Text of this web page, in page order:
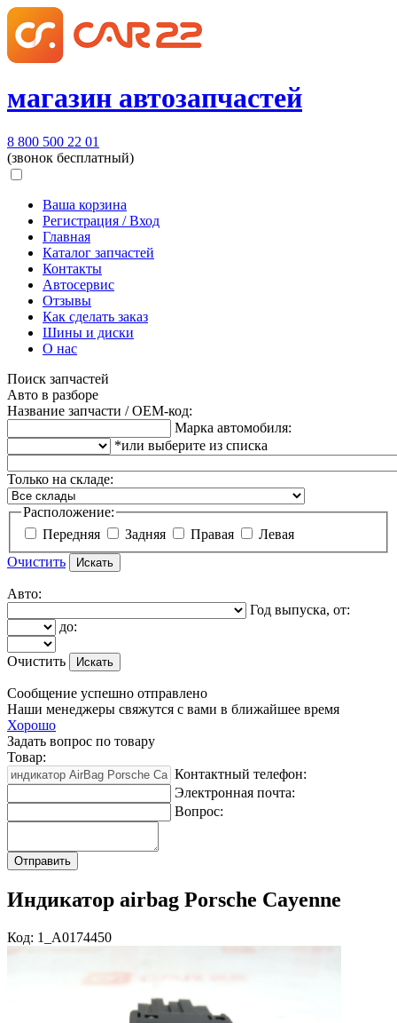
магазин автозапчастей
8 800 500 22 01
(звонок бесплатный)
Ваша корзина
Регистрация / Вход
Главная
Каталог запчастей
Контакты
Автосервис
Отзывы
Как сделать заказ
Шины и диски
О нас
Поиск запчастей
Авто в разборе
Название запчасти / OEM-код:
Марка автомобиля:
*или выберите из списка
Только на складе:
Расположение:
Передняя
Задняя Правая
Левая
Очистить
Авто:
Год выпуска, от:
до:
Очистить
Сообщение успешно отправлено
Наши менеджеры свяжутся с вами в ближайшее время
Хорошо
Задать вопрос по товару
Товар:
Контактный телефон:
Электронная почта:
Вопрос:
Индикатор airbag Porsche Cayenne
Код: 1_A0174450